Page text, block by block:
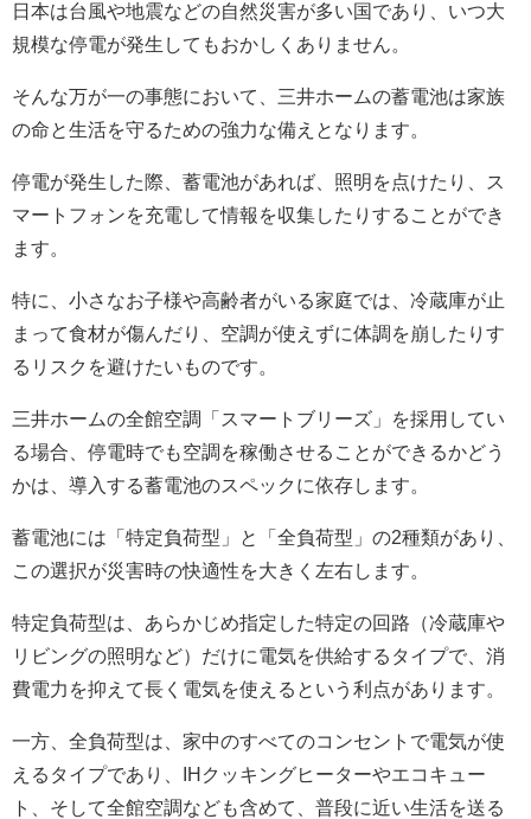
日本は台風や地震などの自然災害が多い国であり、いつ大
規模な停電が発生してもおかしくありません。
そんな万が一の事態において、三井ホームの蓄電池は家族
の命と生活を守るための強力な備えとなります。
停電が発生した際、蓄電池があれば、照明を点けたり、ス
マートフォンを充電して情報を収集したりすることができ
ます。
特に、小さなお子様や高齢者がいる家庭では、冷蔵庫が止
まって食材が傷んだり、空調が使えずに体調を崩したりす
るリスクを避けたいものです。
三井ホームの全館空調「スマートブリーズ」を採用してい
る場合、停電時でも空調を稼働させることができるかどう
かは、導入する蓄電池のスペックに依存します。
蓄電池には「特定負荷型」と「全負荷型」の2種類があり、
この選択が災害時の快適性を大きく左右します。
特定負荷型は、あらかじめ指定した特定の回路（冷蔵庫や
リビングの照明など）だけに電気を供給するタイプで、消
費電力を抑えて長く電気を使えるという利点があります。
一方、全負荷型は、家中のすべてのコンセントで電気が使
えるタイプであり、IHクッキングヒーターやエコキュー
ト、そして全館空調なども含めて、普段に近い生活を送る